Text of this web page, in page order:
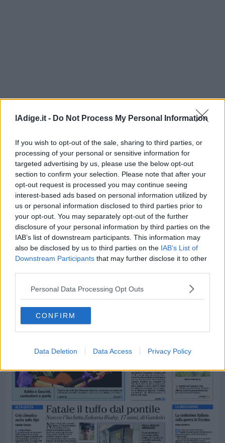
lAdige.it - Do Not Process My Personal Information
If you wish to opt-out of the sale, sharing to third parties, or
processing of your personal or sensitive information for
targeted advertising by us, please use the below opt-out
section to confirm your selection. Please note that after your
opt-out request is processed you may continue seeing
interest-based ads based on personal information utilized by
us or personal information disclosed to third parties prior to
your opt-out. You may separately opt-out of the further
disclosure of your personal information by third parties on the
IAB’s list of downstream participants. This information may
also be disclosed by us to third parties on the IAB’s List of
Downstream Participants that may further disclose it to other
Personal Data Processing Opt Outs
CONFIRM
Data Deletion Data Access Privacy Policy
Dolomiti
Social media